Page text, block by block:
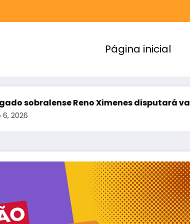
Página inicial
Ximenes disputará vaga na